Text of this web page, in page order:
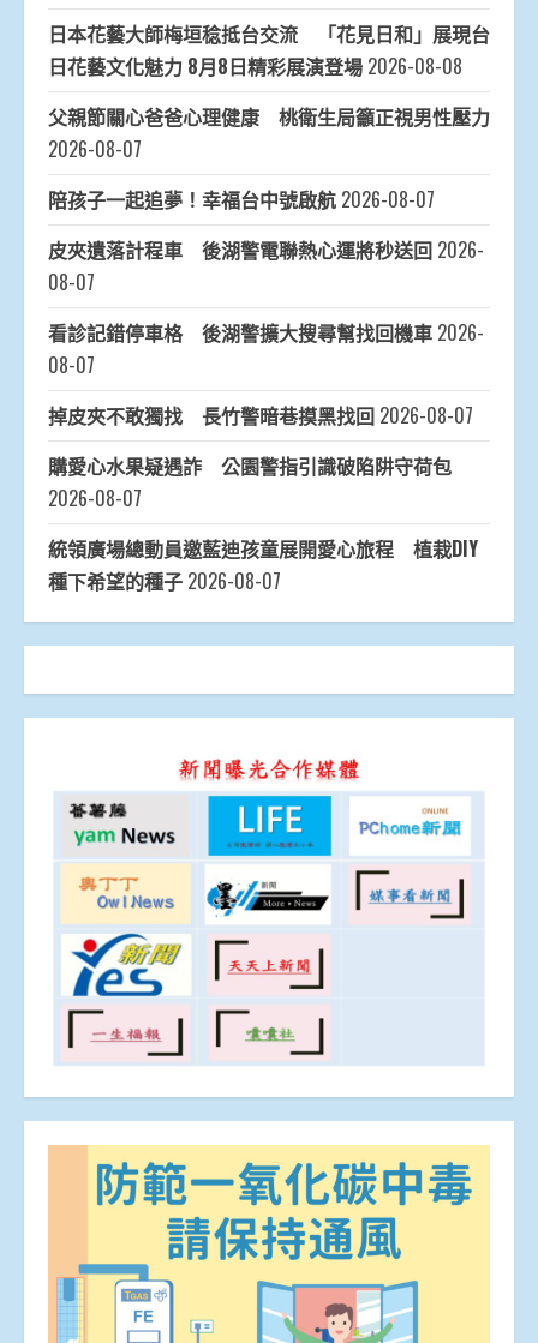
日本花藝大師梅垣稔抵台交流 「花見日和」展現台
日花藝文化魅力 8月8日精彩展演登場 2026-08-08
父親節關心爸爸心理健康 桃衛生局籲正視男性壓力
2026-08-07
陪孩子一起追夢！幸福台中號啟航 2026-08-07
皮夾遺落計程車 後湖警電聯熱心運將秒送回 2026-
08-07
看診記錯停車格 後湖警擴大搜尋幫找回機車 2026-
08-07
掉皮夾不敢獨找 長竹警暗巷摸黑找回 2026-08-07
購愛心水果疑遇詐 公園警指引識破陷阱守荷包
2026-08-07
統領廣場總動員邀藍迪孩童展開愛心旅程 植栽DIY
種下希望的種子 2026-08-07